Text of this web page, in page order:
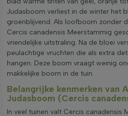
Judasboom verliest in de winter het
groenblijvend. Als loofboom zonder
Cercis canadensis Meerstammig
vriendelijke uitstraling. Na de bloei
peulachtige vruchten die als extra
hangen. Deze boom vraagt weinig
makkelijke boom in de tuin.
Belangrijke kenmerken van
Judasboom (Cercis
In veel tuinen valt Cercis canadensis